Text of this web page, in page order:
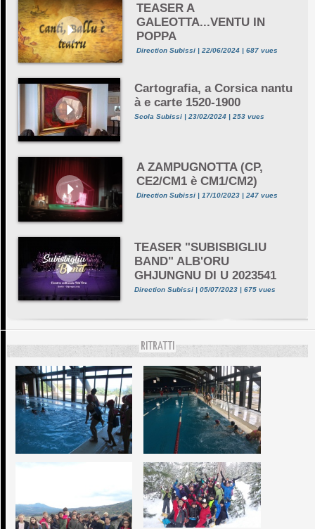
TEASER A
GALEOTTA...VENTU IN
POPPA
Direction Subissi | 22/06/2024 | 687 vues
Cartografia, a Corsica nantu
à e carte 1520-1900
Scola Subissi | 23/02/2024 | 253 vues
A ZAMPUGNOTTA (CP,
CE2/CM1 è CM1/CM2)
Direction Subissi | 17/10/2023 | 247 vues
TEASER "SUBISBIGLIU
BAND" ALB'ORU
GHJUNGNU DI U 2023541
Direction Subissi | 05/07/2023 | 675 vues
RITRATTI